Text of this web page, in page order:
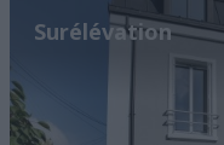
Surélévation